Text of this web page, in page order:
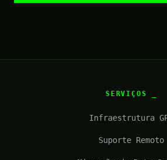
SERVIÇOS
Infraestrutura
Suporte Remoto